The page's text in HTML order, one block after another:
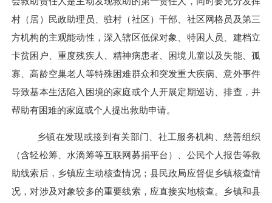
村（居）民政助理员、驻村（社区）干部、社区网格员及第三
方机构的主观能动性，深入辖区低保对象、特困人员、建档立
卡贫困户、重度残疾人、精神病患者、困境儿童以及失能、孤
寡、高龄空巢老人等特殊困难群众和突发重大疾病、意外事件
导致基本生活陷入困境的家庭或个人开展定期巡访、排查，并
帮助有困难的家庭或个人提出救助申请。
乡镇在发现或接到有关部门、社工服务机构、慈善组织
（含轻松筹、水滴筹等互联网募捐平台）、公民个人报告等救
助线索后，乡镇应主动核查情况；县民政局应督促乡镇核查情
况，对涉及对象较多的重要线索，应直接实地核查。乡镇和县